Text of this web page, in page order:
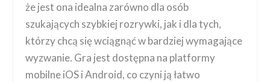
że jest ona idealna zarówno dla osób
szukających szybkiej rozrywki, jak i dla tych,
którzy chcą się wciągnąć w bardziej wymagające
wyzwanie. Gra jest dostępna na platformy
mobilne iOS i Android, co czyni ją łatwo